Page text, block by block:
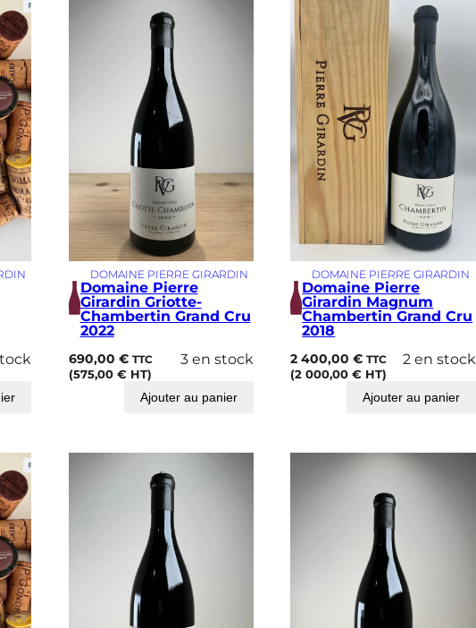
DOMAINE PIERRE GIRARDIN
Domaine Pierre
Girardin Griotte-
Chambertin Grand Cru
2022
690,00 € TTC
(575,00 €HT)
3 en stock
Ajouter au panier
DOMAINE PIERRE GIRARDIN
Domaine Pierre
Girardin Magnum
Chambertin Grand Cru
2018
2 400,00€ TTC
(2 000,00€ HT)
2 en stock
Ajouter au panier